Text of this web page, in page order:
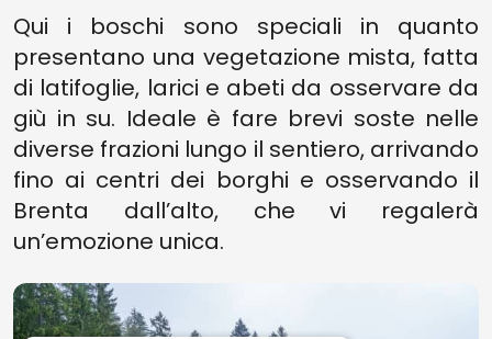
Qui i boschi sono speciali in quanto
presentano una vegetazione mista, fatta
di latifoglie, larici e abeti da osservare da
giù in su. Ideale è fare brevi soste nelle
diverse frazioni lungo il sentiero, arrivando
fino ai centri dei borghi e osservando il
Brenta dall’alto, che vi regalerà
un’emozione unica.